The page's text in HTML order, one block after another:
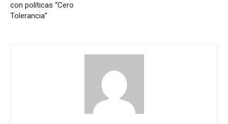
con políticas “Cero
Tolerancia”